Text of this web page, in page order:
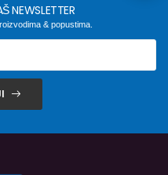
NEWSLETTER
& popustima.